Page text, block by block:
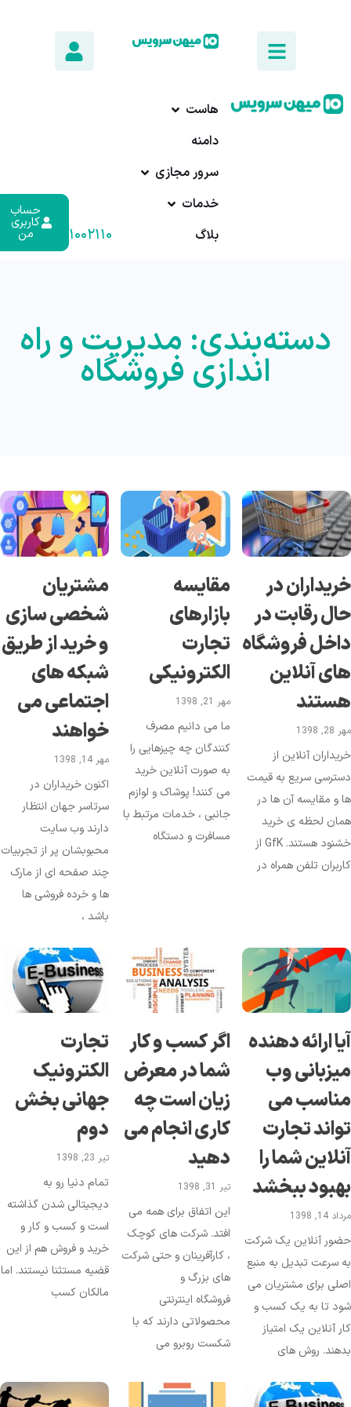
هاست
دامنه
سرور مجازی
خدمات
بلاگ
۰۱۷-۹۱۰۰۲۱۱۰
حساب
کاربری
من
دسته‌بندی: مدیریت و راه
اندازی فروشگاه
در
رقابت در
فروشگاه
آنلاین
1398
آنلاین از
سریع به قیمت
و مقایسه آن ها در
لحظه ی خرید
خشنود هستند. GfK از
تلفن همراه در
مقایسه
بازارهای
تجارت
الکترونیکی
مهر 21, 1398
ما می دانیم مصرف
کنندگان چه چیزهایی را
به صورت آنلاین خرید
می کنند! پوشاک و لوازم
جانبی ، خدمات مرتبط با
مسافرت و دستگاه
مشتریان
شخصی سازی
و خرید از طریق
شبکه های
اجتماعی می
خواهند
مهر 14, 1398
اکنون خریداران در
سرتاسر جهان انتظار
دارند وب سایت
محبوبشان پر از تجربیات
چند صفحه ای از مارک
ها و خرده فروشی ها
باشد ،
ارائه دهنده
وب
می
تجارت
شما را
ببخشد
14, 1398
آنلاین یک شرکت
سرعت تبدیل به منبع
برای مشتریان می
تا به یک کسب و
آنلاین یک امتیاز
روش های
اگر کسب و کار
شما در معرض
زیان است چه
کاری انجام می
دهید
تیر 31, 1398
این اتفاق برای همه می
افتد. شرکت های کوچک
، کارآفرینان و حتی شرکت
های بزرگ و
فروشگاه اینترنتی
محصولاتی دارند که با
شکست روبرو می
تجارت
الکترونیک
جهانی بخش
دوم
تیر 23, 1398
تمام دنیا رو به
دیجیتالی شدن گذاشته
است و کسب و کار و
خرید و فروش هم از این
قضیه مستثنا نیستند. اما
مالکان کسب